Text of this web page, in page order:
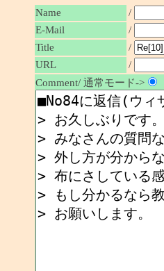
Name
/
E-Mail
/
Title
/
URL
/
Comment/ 通常モード->